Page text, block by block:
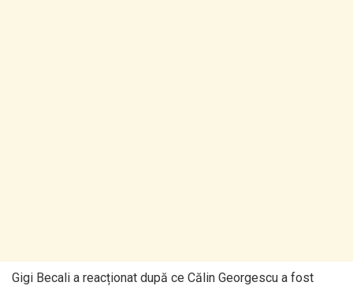
Gigi Becali a reacționat după ce Călin Georgescu a fost